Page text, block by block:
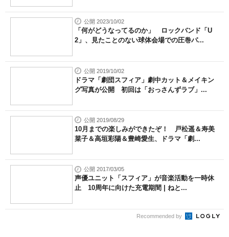
公開 2023/10/02
「何がどうなってるのか」 ロックバンド「U
2」、見たことのない球体会場での圧巻パ...
公開 2019/10/02
ドラマ「劇団スフィア」劇中カット＆メイキン
グ写真が公開 初回は「おっさんずラブ」...
公開 2019/08/29
10月までの楽しみができたぞ！ 戸松遥＆寿美
菜子＆高垣彩陽＆豊崎愛生、ドラマ「劇...
公開 2017/03/05
声優ユニット「スフィア」が音楽活動を一時休
止 10周年に向けた充電期間 | ねと...
Recommended by